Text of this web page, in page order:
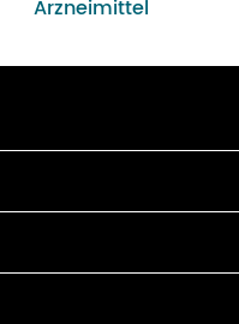
Arzneimittel